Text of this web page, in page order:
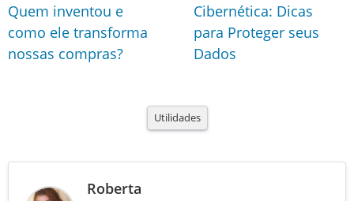
Quem inventou e
como ele transforma
nossas compras?
Cibernética: Dicas
para Proteger seus
Dados
Utilidades
Roberta